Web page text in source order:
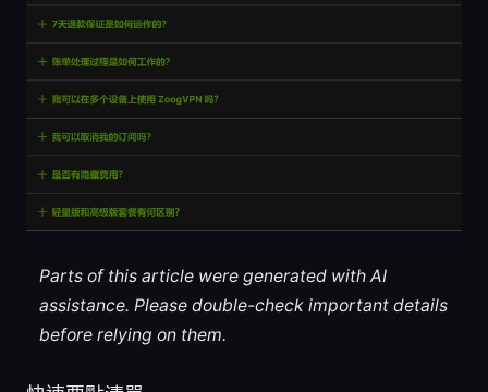
Parts of this article were generated with AI
assistance. Please double-check important details
before relying on them.